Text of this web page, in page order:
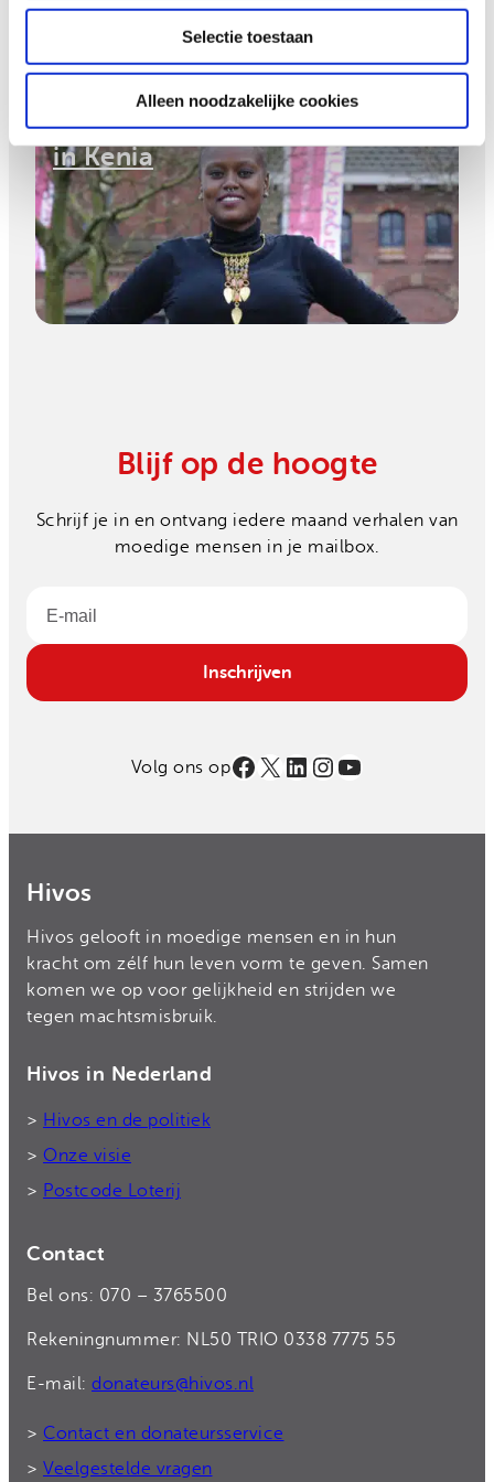
Selectie toestaan
Alleen noodzakelijke cookies
Gigi Louisa is LHBTI-activiste
in Kenia
Blijf op de hoogte
Schrijf je in en ontvang iedere maand verhalen van
moedige mensen in je mailbox.
Email
Inschrijven
Volg ons opFacebook
X LinkedIn
Instagram
YouTube
Hivos
Hivos gelooft in moedige mensen en in hun
kracht om zélf hun leven vorm te geven. Samen
komen we op voor gelijkheid en strijden we
tegen machtsmisbruik.
Hivos in Nederland
> Hivos en de politiek
> Onze visie
> Postcode Loterij
Contact
Bel ons: 070 – 3765500
Rekeningnummer: NL50 TRIO 0338 7775 55
E-mail: donateurs@hivos.nl
> Contact en donateursservice
> Veelgestelde vragen